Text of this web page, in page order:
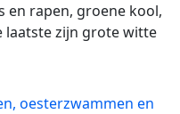
en rapen, groene kool,
laatste zijn grote witte
oesterzwammen en